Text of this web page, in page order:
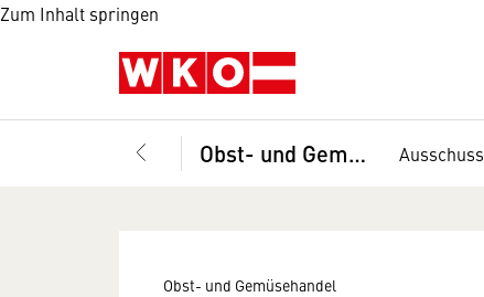
Zum Inhalt springen
Obst- und Gemüsehandel Ausschuss
Obst- und Gemüsehandel